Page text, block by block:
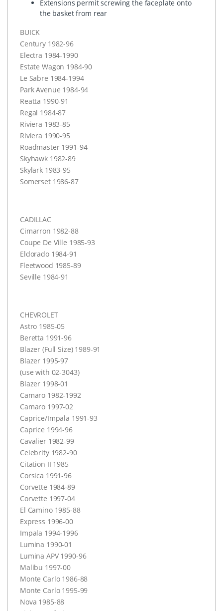
Extensions permit screwing the faceplate onto
the basket from rear
BUICK
Century 1982-96
Electra 1984-1990
Estate Wagon 1984-90
Le Sabre 1984-1994
Park Avenue 1984-94
Reatta 1990-91
Regal 1984-87
Riviera 1983-85
Riviera 1990-95
Roadmaster 1991-94
Skyhawk 1982-89
Skylark 1983-95
Somerset 1986-87
CADILLAC
Cimarron 1982-88
Coupe De Ville 1985-93
Eldorado 1984-91
Fleetwood 1985-89
Seville 1984-91
CHEVROLET
Astro 1985-05
Beretta 1991-96
Blazer (Full Size) 1989-91
Blazer 1995-97
(use with 02-3043)
Blazer 1998-01
Camaro 1982-1992
Camaro 1997-02
Caprice/Impala 1991-93
Caprice 1994-96
Cavalier 1982-99
Celebrity 1982-90
Citation II 1985
Corsica 1991-96
Corvette 1984-89
Corvette 1997-04
El Camino 1985-88
Express 1996-00
Impala 1994-1996
Lumina 1990-01
Lumina APV1990-96
Malibu 1997-00
Monte Carlo 1986-88
Monte Carlo 1995-99
Nova 1985-88